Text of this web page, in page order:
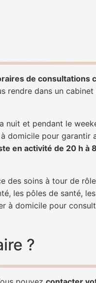
de consultations
rendre dans un cabinet
nuit et pendant le
domicile pour garantir
en activité de 20 h à
des soins à tour de
les pôles de santé,
à domicile pour
?